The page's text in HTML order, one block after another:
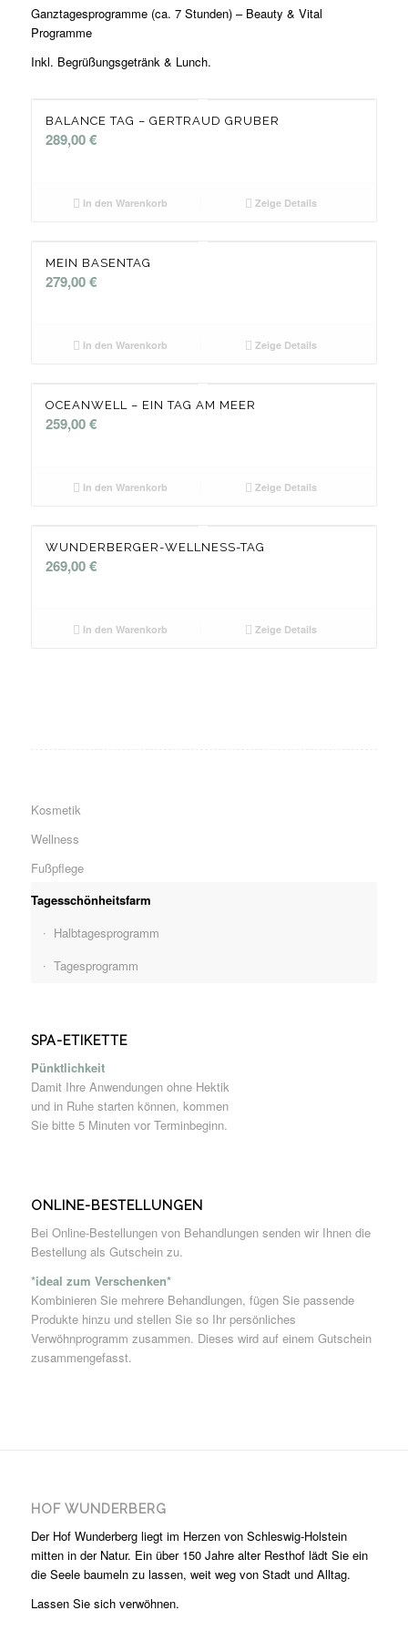
Ganztagesprogramme (ca. 7 Stunden) – Beauty & Vital
Programme
Inkl. Begrüßungsgetränk & Lunch.
BALANCE TAG – GERTRAUD GRUBER
289,00€
In den Warenkorb Zeige Details
MEIN BASENTAG
279,00€
In den Warenkorb Zeige Details
OCEANWELL – EIN TAG AM MEER
259,00€
In den Warenkorb Zeige Details
WUNDERBERGER-WELLNESS-TAG
269,00€
In den Warenkorb Zeige Details
Kosmetik
Wellness
Fußpflege
Tagesschönheitsfarm
Halbtagesprogramm
Tagesprogramm
SPA-ETIKETTE
Pünktlichkeit
Damit Ihre Anwendungen ohne Hektik
und in Ruhe starten können, kommen
Sie bitte 5 Minuten vor Terminbeginn.
ONLINE-BESTELLUNGEN
Bei Online-Bestellungen von Behandlungen senden wir Ihnen die
Bestellung als Gutschein zu.
*ideal zum Verschenken*
Kombinieren Sie mehrere Behandlungen, fügen Sie passende
Produkte hinzu und stellen Sie so Ihr persönliches
Verwöhnprogramm zusammen. Dieses wird auf einem Gutschein
zusammengefasst.
HOF WUNDERBERG
Der Hof Wunderberg liegt im Herzen von Schleswig-Holstein
mitten in der Natur. Ein über 150 Jahre alter Resthof lädt Sie ein
die Seele baumeln zu lassen, weit weg von Stadt und Alltag.
Lassen Sie sich verwöhnen.